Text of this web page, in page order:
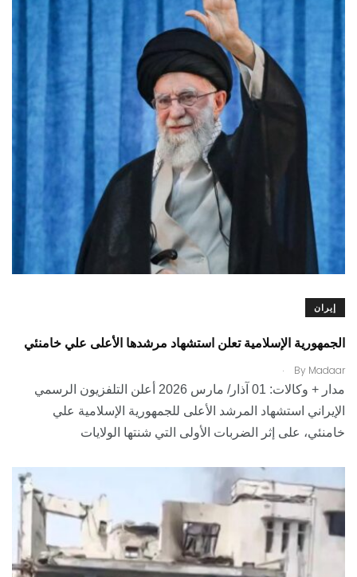
إيران
الجمهورية الإسلامية تعلن استشهاد مرشدها الأعلى علي خامنئي
By Madaar
.
مدار + وكالات: 01 آذار/ مارس 2026 أعلن التلفزيون الرسمي
الإيراني استشهاد المرشد الأعلى للجمهورية الإسلامية علي
خامنئي، على إثر الضربات الأولى التي شنتها الولايات